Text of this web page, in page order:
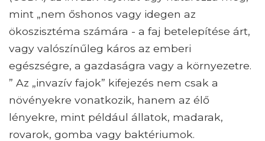
mint „nem őshonos vagy idegen az
ökoszisztéma számára - a faj betelepítése árt,
vagy valószínűleg káros az emberi
egészségre, a gazdaságra vagy a környezetre.
” Az „invazív fajok” kifejezés nem csak a
növényekre vonatkozik, hanem az élő
lényekre, mint például állatok, madarak,
rovarok, gomba vagy baktériumok.